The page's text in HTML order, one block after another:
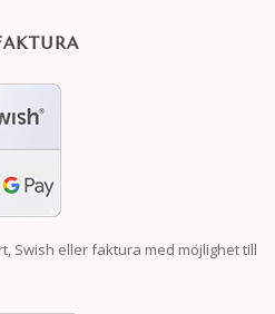
Swish eller faktura med möjlighet till